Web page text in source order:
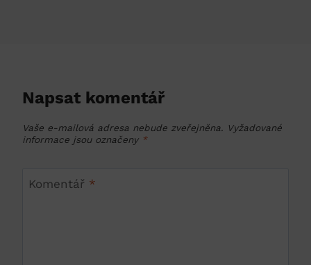
Napsat komentář
Vaše e-mailová adresa nebude zveřejněna. Vyžadované
informace jsou označeny *
Komentář *